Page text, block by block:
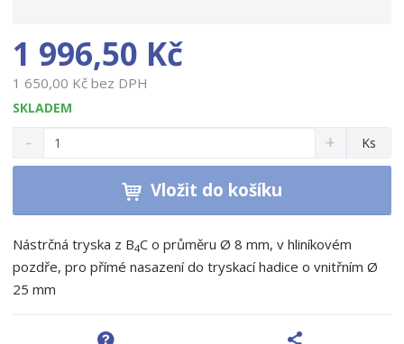
1 996,50 Kč
1 650,00 Kč bez DPH
SKLADEM
m
i
p
o
č
e
N
a
v
t
m
n
ž
S
n
í
m
n
o
ž
s
Ks
Vložit do košíku
Nástrčná tryska z B4C o průměru Ø 8 mm, v hliníkovém
pozdře, pro přímé nasazení do tryskací hadice o vnitřním Ø
25 mm